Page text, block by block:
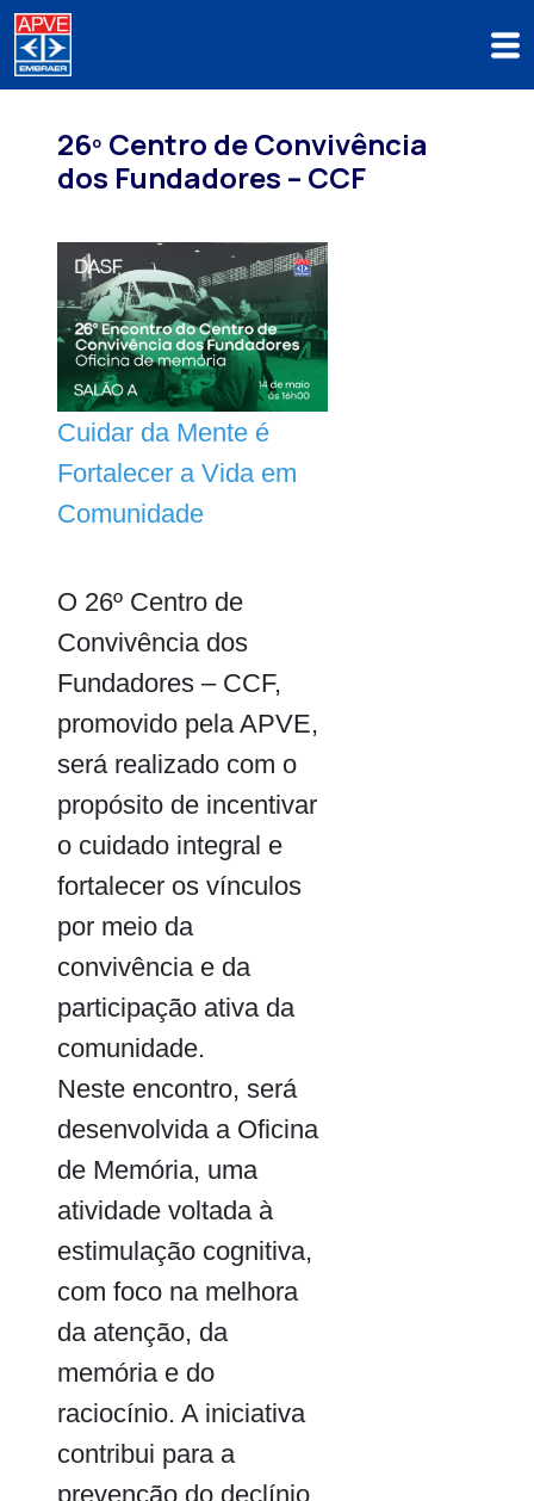
26º Centro de Convivência
dos Fundadores – CCF
Cuidar da Mente é
Fortalecer a Vida em
Comunidade
O 26º Centro de
Convivência dos
Fundadores – CCF,
promovido pela APVE,
será realizado com o
propósito de incentivar
o cuidado integral e
fortalecer os vínculos
por meio da
convivência e da
participação ativa da
comunidade.
Neste encontro, será
desenvolvida a Oficina
de Memória, uma
atividade voltada à
estimulação cognitiva,
com foco na melhora
da atenção, da
memória e do
raciocínio. A iniciativa
contribui para a
prevenção do declínio